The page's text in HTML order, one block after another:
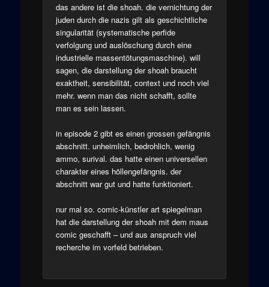
das andere ist die shoah. die vernichtung der
juden durch die nazis gilt als geschichtliche
singularität (systematische perfide
verfolgung und auslöschung durch eine
industrielle massentötungsmaschine). will
sagen, die darstellung der shoah braucht
exaktheit, sensibilität, context und noch viel
mehr. wenn man das nicht schafft, sollte
man es sein lassen.
in episode 2 gibt es einen grossen gefängnis
abschnitt. unheimlich, bedrohlich, wenig
ammo, surival. das hatte einen universellen
charakter eines höllengefängnis. der
abschnitt war gut und hatte funktioniert.
nur mal so. comic-künstler art spiegelman
hat die darstellung der shoah mit dem maus
comic geschafft – und aus anspruch viel
recherche im vorfeld betrieben.